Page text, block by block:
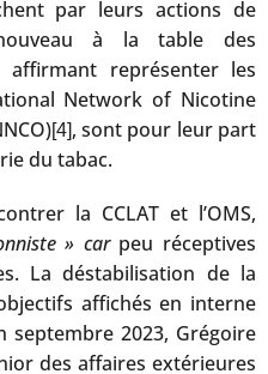
par leurs actions de
à la table des
affirmant représenter les
Network of Nicotine
[4], sont pour leur part
du tabac.
la CCLAT et l’OMS,
» car peu réceptives
La déstabilisation de la
affichés en interne
septembre 2023, Grégoire
des affaires extérieures